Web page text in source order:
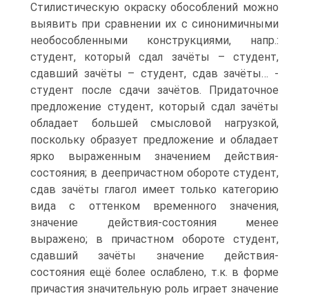
Стилистическую окраску обособлений можно
выявить при сравнении их с синонимичными
необособленными конструкциями, напр.:
студент, который сдал зачёты – студент,
сдавший зачёты – студент, сдав зачёты… -
студент после сдачи зачётов. Придаточное
предложение студент, который сдал зачёты
обладает большей смысловой нагрузкой,
поскольку образует предложение и обладает
ярко выраженным значением действия-
состояния; в деепричастном обороте студент,
сдав зачёты глагол имеет только категорию
вида с оттенком временного значения,
значение действия-состояния менее
выражено; в причастном обороте студент,
сдавший зачёты значение действия-
состояния ещё более ослаблено, т.к. в форме
причастия значительную роль играет значение